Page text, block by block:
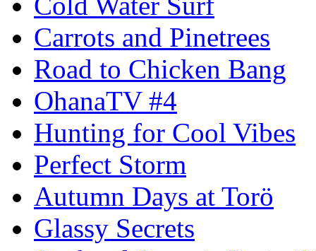
Carrots and Pinetrees
Road to Chicken Bang
OhanaTV #4
Hunting for Cool Vibes
Perfect Storm
Autumn Days at Torö
Glassy Secrets